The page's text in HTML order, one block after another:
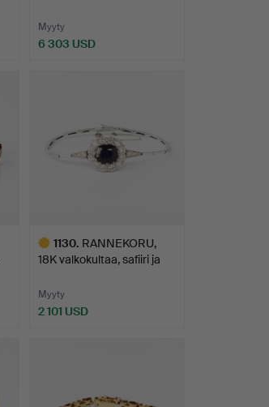
Myyty
6 303 USD
1130. RANNEKORU,
18K valkokultaa, safiiri ja
Myyty
2 101 USD